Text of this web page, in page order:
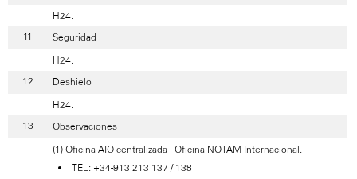
H24.
Seguridad
H24.
Deshielo
H24.
Observaciones
(1) Oficina AIO centralizada - Oficina NOTAM Internacional.
TEL: +34-913 213 137 / 138